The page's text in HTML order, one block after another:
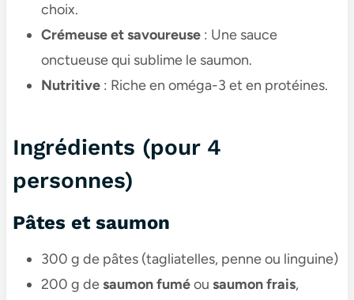
choix.
Crémeuse et savoureuse: Une sauce
onctueuse qui sublime le saumon.
Nutritive: Riche en oméga-3 et en protéines.
Ingrédients (pour 4
personnes)
Pâtes et saumon
300 g de pâtes (tagliatelles, penne ou linguine)
200 g desaumon fuméou saumon frais,